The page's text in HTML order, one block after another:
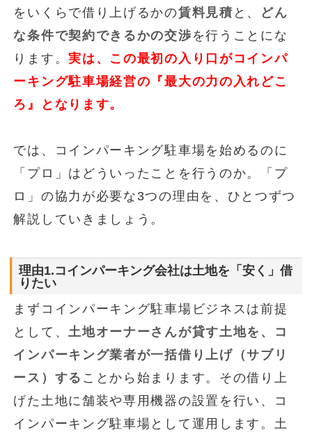
をいくらで借り上げるかの賃料見積 と、
どん
な条件で契約できるかの交渉 を行うことにな
ります。実は、この最初の入り口がコインパ
ーキング駐車場経営の『最大の力の入れどこ
ろ』となります。
では、コインパーキング駐車場を始めるのに
「プロ」はどういったことを行うのか。「プ
ロ」の協力が必要な3つの理由を、ひとつずつ
解説していきましょう。
理由1.コインパーキング会社は土地を「安く」借
りたい
まずコインパーキング駐車場ビジネスは前提
として、土地オーナーさんが貸す土地を、コ
インパーキング業者が一括借り上げ（サブリ
ース）する ことから始まります。その借り上
げた土地に舗装や専用機器の設置を行い、コ
インパーキング駐車場として運用します。土